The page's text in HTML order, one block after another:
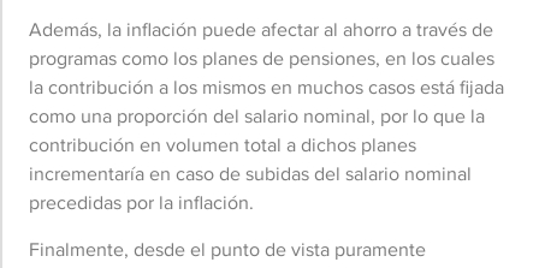
Además, la inflación puede afectar al ahorro a través de
programas como los planes de pensiones, en los cuales
la contribución a los mismos en muchos casos está fijada
como una proporción del salario nominal, por lo que la
contribución en volumen total a dichos planes
incrementaría en caso de subidas del salario nominal
precedidas por la inflación.
Finalmente, desde el punto de vista puramente